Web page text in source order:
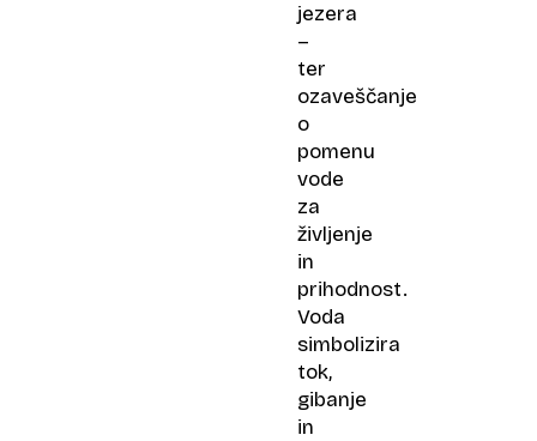
jezera
–
ter
ozaveščanje
o
pomenu
vode
za
življenje
in
prihodnost.
Voda
simbolizira
tok,
gibanje
in